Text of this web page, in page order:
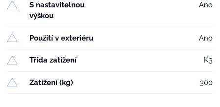
S nastavitelnou
výškou
Ano
Použití v exteriéru Ano
Třída zatížení K3
Zatížení (kg) 300